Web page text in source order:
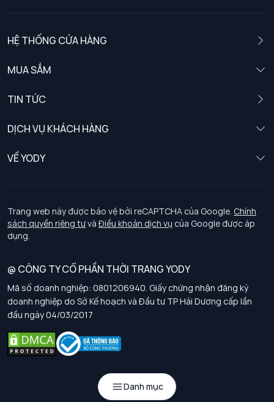
Danh mục
HỆ THỐNG CỬA HÀNG
MUA SẮM
TIN TỨC
DỊCH VỤ KHÁCH HÀNG
Chính sách khách hàng thân thiết
Chính sách bảo vệ dữ liệu cá nhân
Chính sách thanh toán, giao nhận
Chính sách chất lượng và an toàn sức khoẻ nghề nghiệp
Chính sách đơn đồng phục
Hướng dẫn chọn kích thước
VỀ YODY
Tuyển dụng
Trang web này được bảo vệ bởi reCAPTCHA của Google. Chính
sách quyền riêng tưvà Điều khoản dịch vụ của Google được áp
dụng.
@ CÔNG TY CỔ PHẦN THỜI TRANG YODY
Mã số doanh nghiệp: 0801206940. Giấy chứng nhận đăng ký
doanh nghiệp do Sở Kế hoạch và Đầu tư TP Hải Dương cấp lần
đầu ngày 04/03/2017